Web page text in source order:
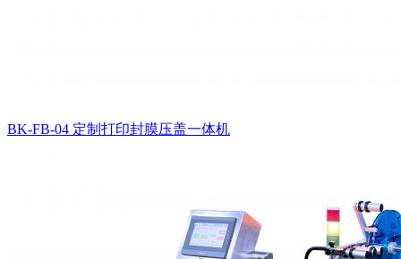
BK-FB-04 定制打印封膜压盖一体机